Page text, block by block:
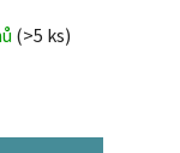
(>5 ks)